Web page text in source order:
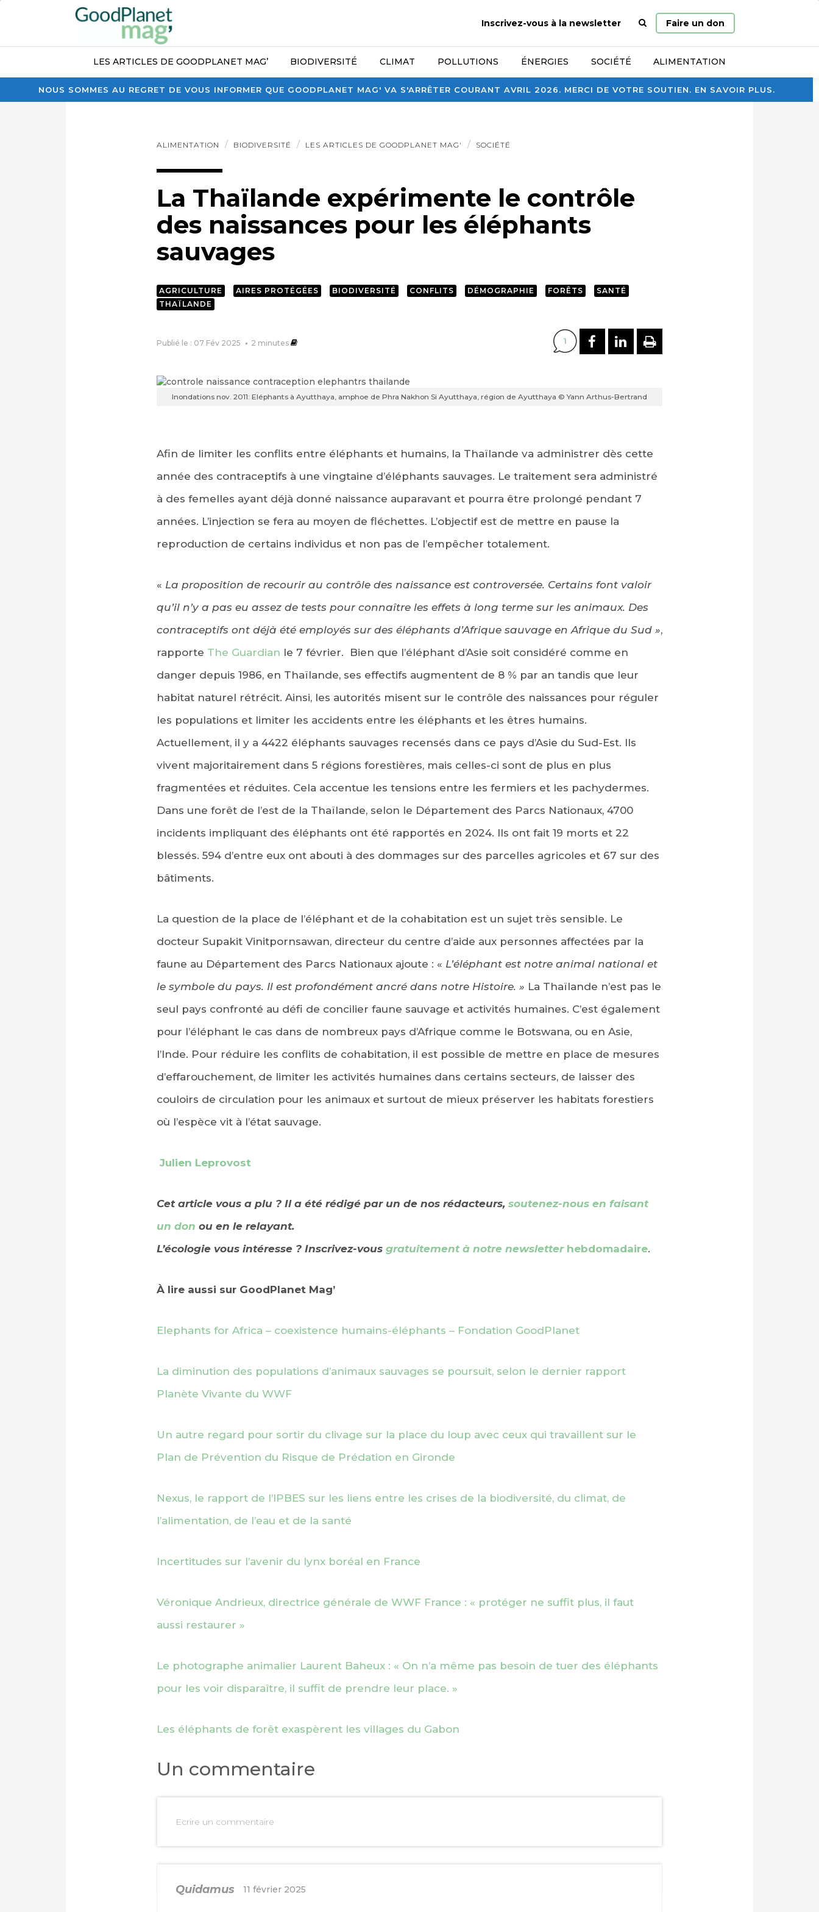
NOUS SOMMES AU REGRET DE VOUS INFORMER QUE GOODPLANET MAG' VA S'ARRÊTER COURANT AVRIL 2026. MERCI DE VOTRE SOUTIEN. EN SAVOIR PLUS.
Inscrivez-vous à la newsletter
Page
d’accueil
Faire un don
LES ARTICLES DE GOODPLANET MAG’ BIODIVERSITÉ CLIMAT POLLUTIONS ÉNERGIES SOCIÉTÉ ALIMENTATION
ALIMENTATION BIODIVERSITÉ LES ARTICLES DE GOODPLANET MAG' SOCIÉTÉ
La Thaïlande expérimente le contrôle
des naissances pour les éléphants
sauvages
AGRICULTURE AIRES PROTÉGÉES BIODIVERSITÉ CONFLITS DÉMOGRAPHIE FORÊTS
SANTÉ
THAÏLANDE
Publié le : 07 Fév 2025 2 minutes 1 PARTAGER SUR FACEBOOK
PARTAGER SUR
IMPRIMER
Inondations nov. 2011: Eléphants à Ayutthaya, amphoe de Phra Nakhon Si Ayutthaya, région de Ayutthaya © Yann Arthus-Bertrand
Afin de limiter les conflits entre éléphants et humains, la Thaïlande va administrer dès cette
année des contraceptifs à une vingtaine d’éléphants sauvages. Le traitement sera administré
à des femelles ayant déjà donné naissance auparavant et pourra être prolongé pendant 7
années. L’injection se fera au moyen de fléchettes. L’objectif est de mettre en pause la
reproduction de certains individus et non pas de l’empêcher totalement.
« La proposition de recourir au contrôle des naissance est controversée. Certains font valoir
qu’il n’y a pas eu assez de tests pour connaître les effets à long terme sur les animaux. Des
contraceptifs ont déjà été employés sur des éléphants d’Afrique sauvage en Afrique du Sud »,
rapporte The Guardian le 7 février. Bien que l’éléphant d’Asie soit considéré comme en
danger depuis 1986, en Thaïlande, ses effectifs augmentent de 8 % par an tandis que leur
habitat naturel rétrécit. Ainsi, les autorités misent sur le contrôle des naissances pour réguler
les populations et limiter les accidents entre les éléphants et les êtres humains.
Actuellement, il y a 4422 éléphants sauvages recensés dans ce pays d’Asie du Sud-Est. Ils
vivent majoritairement dans 5 régions forestières, mais celles-ci sont de plus en plus
fragmentées et réduites. Cela accentue les tensions entre les fermiers et les pachydermes.
Dans une forêt de l’est de la Thaïlande, selon le Département des Parcs Nationaux, 4700
incidents impliquant des éléphants ont été rapportés en 2024. Ils ont fait 19 morts et 22
blessés. 594 d’entre eux ont abouti à des dommages sur des parcelles agricoles et 67 sur des
bâtiments.
La question de la place de l’éléphant et de la cohabitation est un sujet très sensible. Le
docteur Supakit Vinitpornsawan, directeur du centre d’aide aux personnes affectées par la
faune au Département des Parcs Nationaux ajoute : « L’éléphant est notre animal national et
le symbole du pays. Il est profondément ancré dans notre Histoire. » La Thaïlande n’est pas le
seul pays confronté au défi de concilier faune sauvage et activités humaines. C’est également
pour l’éléphant le cas dans de nombreux pays d’Afrique comme le Botswana, ou en Asie,
l’Inde. Pour réduire les conflits de cohabitation, il est possible de mettre en place de mesures
d’effarouchement, de limiter les activités humaines dans certains secteurs, de laisser des
couloirs de circulation pour les animaux et surtout de mieux préserver les habitats forestiers
où l’espèce vit à l’état sauvage.
Julien Leprovost
Cet article vous a plu ? Il a été rédigé par un de nos rédacteurs, soutenez-nous en faisant
un don ou en le relayant.
L’écologie vous intéresse ? Inscrivez-vous gratuitement à notre newsletterhebdomadaire.
À lire aussi sur GoodPlanet Mag’
Elephants for Africa – coexistence humains-éléphants – Fondation GoodPlanet
La diminution des populations d’animaux sauvages se poursuit, selon le dernier rapport
Planète Vivante du WWF
Un autre regard pour sortir du clivage sur la place du loup avec ceux qui travaillent sur le
Plan de Prévention du Risque de Prédation en Gironde
Nexus, le rapport de l’IPBES sur les liens entre les crises de la biodiversité, du climat, de
l’alimentation, de l’eau et de la santé
Incertitudes sur l’avenir du lynx boréal en France
Véronique Andrieux, directrice générale de WWF France : « protéger ne suffit plus, il faut
aussi restaurer »
Le photographe animalier Laurent Baheux : « On n’a même pas besoin de tuer des éléphants
pour les voir disparaître, il suffit de prendre leur place. »
Les éléphants de forêt exaspèrent les villages du Gabon
Un commentaire
Ecrire un commentaire
Quidamus 11 février 2025